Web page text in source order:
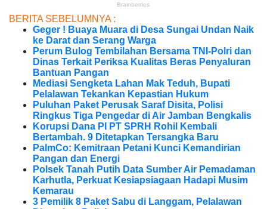
BERITA SEBELUMNYA :
Geger ! Buaya Muara di Desa Sungai Undan Naik
ke Darat dan Serang Warga
Perum Bulog Tembilahan Bersama TNI-Polri dan
Dinas Terkait Periksa Kualitas Beras Penyaluran
Bantuan Pangan
Mediasi Sengketa Lahan Mak Teduh, Bupati
Pelalawan Tekankan Kepastian Hukum
Puluhan Paket Perusak Saraf Disita, Polisi
Ringkus Tiga Pengedar di Air Jamban Bengkalis
Korupsi Dana PI PT SPRH Rohil Kembali
Bertambah. 9 Ditetapkan Tersangka Baru
PalmCo: Kemitraan Petani Kunci Kemandirian
Pangan dan Energi
Polsek Tanah Putih Data Sumber Air Pemadaman
Karhutla, Perkuat Kesiapsiagaan Hadapi Musim
Kemarau
3 Pemilik 8 Paket Sabu di Langgam, Pelalawan